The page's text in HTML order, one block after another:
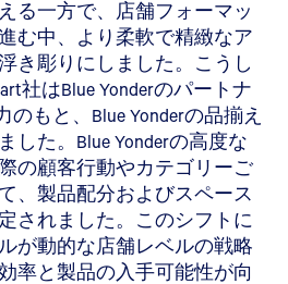
る一方で、店舗フォーマッ
む中、より柔軟で精緻なア
き彫りにしました。こうし
社はBlue Yonderのパートナ
のもと、Blue Yonderの品揃え
した。Blue Yonderの高度な
の顧客行動やカテゴリーご
、製品配分およびスペース
されました。このシフトに
が動的な店舗レベルの戦略
率と製品の入手可能性が向